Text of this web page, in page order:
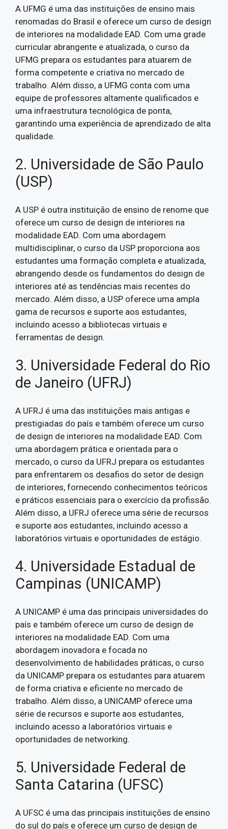
A UFMG é uma das instituições de ensino mais
renomadas do Brasil e oferece um curso de design
de interiores na modalidade EAD. Com uma grade
curricular abrangente e atualizada, o curso da
UFMG prepara os estudantes para atuarem de
forma competente e criativa no mercado de
trabalho. Além disso, a UFMG conta com uma
equipe de professores altamente qualificados e
uma infraestrutura tecnológica de ponta,
garantindo uma experiência de aprendizado de alta
qualidade.
2. Universidade de São Paulo
(USP)
A USP é outra instituição de ensino de renome que
oferece um curso de design de interiores na
modalidade EAD. Com uma abordagem
multidisciplinar, o curso da USP proporciona aos
estudantes uma formação completa e atualizada,
abrangendo desde os fundamentos do design de
interiores até as tendências mais recentes do
mercado. Além disso, a USP oferece uma ampla
gama de recursos e suporte aos estudantes,
incluindo acesso a bibliotecas virtuais e
ferramentas de design.
3. Universidade Federal do Rio
de Janeiro (UFRJ)
A UFRJ é uma das instituições mais antigas e
prestigiadas do país e também oferece um curso
de design de interiores na modalidade EAD. Com
uma abordagem prática e orientada para o
mercado, o curso da UFRJ prepara os estudantes
para enfrentarem os desafios do setor de design
de interiores, fornecendo conhecimentos teóricos
e práticos essenciais para o exercício da profissão.
Além disso, a UFRJ oferece uma série de recursos
e suporte aos estudantes, incluindo acesso a
laboratórios virtuais e oportunidades de estágio.
4. Universidade Estadual de
Campinas (UNICAMP)
A UNICAMP é uma das principais universidades do
país e também oferece um curso de design de
interiores na modalidade EAD. Com uma
abordagem inovadora e focada no
desenvolvimento de habilidades práticas, o curso
da UNICAMP prepara os estudantes para atuarem
de forma criativa e eficiente no mercado de
trabalho. Além disso, a UNICAMP oferece uma
série de recursos e suporte aos estudantes,
incluindo acesso a laboratórios virtuais e
oportunidades de networking.
5. Universidade Federal de
Santa Catarina (UFSC)
A UFSC é uma das principais instituições de ensino
do sul do país e oferece um curso de design de